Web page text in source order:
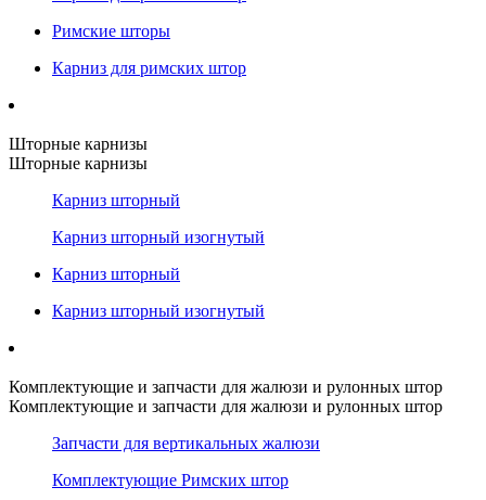
Римские шторы
Карниз для римских штор
Шторные карнизы
Шторные карнизы
Карниз шторный
Карниз шторный изогнутый
Карниз шторный
Карниз шторный изогнутый
Комплектующие и запчасти для жалюзи и рулонных штор
Комплектующие и запчасти для жалюзи и рулонных штор
Запчасти для вертикальных жалюзи
Комплектующие Римских штор